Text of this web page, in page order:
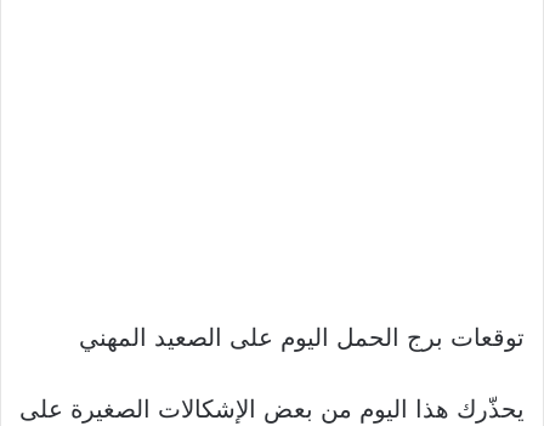
توقعات برج الحمل اليوم على الصعيد المهني
يحذّرك هذا اليوم من بعض الإشكالات الصغيرة على